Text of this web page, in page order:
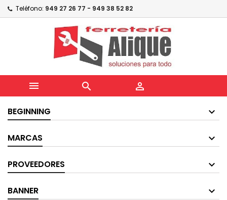
Teléfono: 949 27 26 77 - 949 38 52 82
  
BEGINNING
MARCAS
PROVEEDORES
BANNER